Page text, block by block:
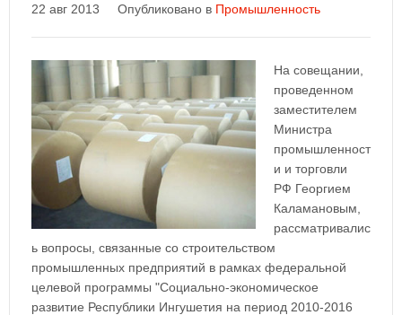
22 авг 2013 Опубликовано в Промышленность
На совещании,
проведенном
заместителем
Министра
промышленност
и и торговли
РФ Георгием
Каламановым,
рассматривалис
ь вопросы, связанные со строительством
промышленных предприятий в рамках федеральной
целевой программы "Социально-экономическое
развитие Республики Ингушетия на период 2010-2016